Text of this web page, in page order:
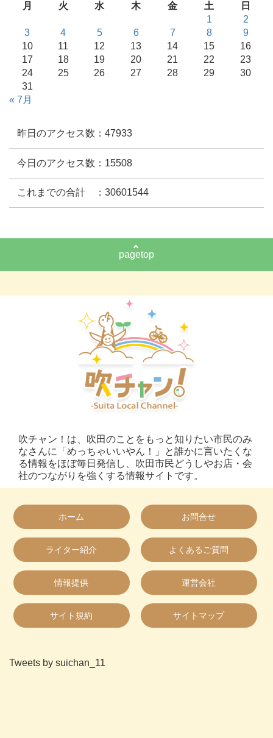
月
火 水 木 金 土
日
1
2
3
4 5 6 7 8
9
10
11 12 13 14 15
16
17
18 19 20 21 22
23
24
25 26 27 28 29
30
31
« 7月
昨日のアクセス数：47933
今日のアクセス数：15508
これまでの合計 ：30601544
pagetop
吹チャン！は、吹田のことをもっと知りたい市民のみ
なさんに「めっちゃいいやん！」と誰かに言いたくな
る情報をほぼ毎日発信し、吹田市民どうしやお店・会
社のつながりを強くする情報サイトです。
ホーム お問合せ
ライター紹介 よくあるご質問
情報提供 運営会社
サイト規約 サイトマップ
Tweets by suichan_11